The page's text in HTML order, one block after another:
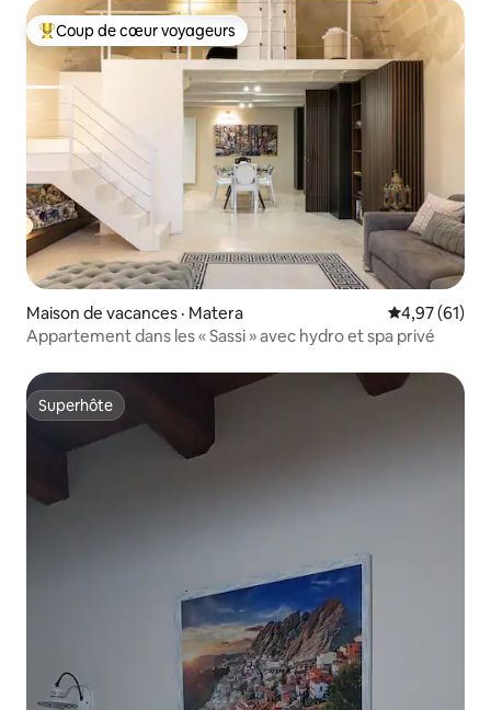
Coup de cœur voyageurs parmi les plus aimés
Coup de cœur voyageurs
Maison de vacances · Matera Note
4,97 (61)
Appartement dans les « Sassi » avec hydro et spa privé
Superhôte
Superhôte